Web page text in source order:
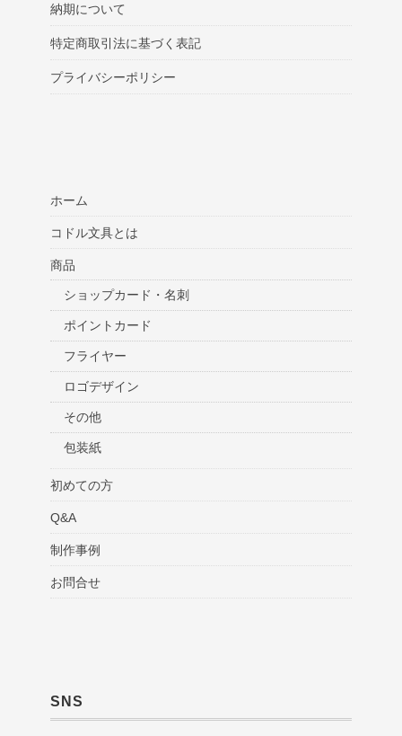
納期について
特定商取引法に基づく表記
プライバシーポリシー
ホーム
コドル文具とは
商品
ショップカード・名刺
ポイントカード
フライヤー
ロゴデザイン
その他
包装紙
初めての方
Q&A
制作事例
お問合せ
SNS